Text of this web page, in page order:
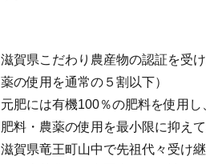
滋賀県こだわり農産物の認証を受
薬の使用を通常の５割以下）
元肥には有機100％の肥料を使用
肥料・農薬の使用を最小限に抑えて
滋賀県竜王町山中で先祖代々受け